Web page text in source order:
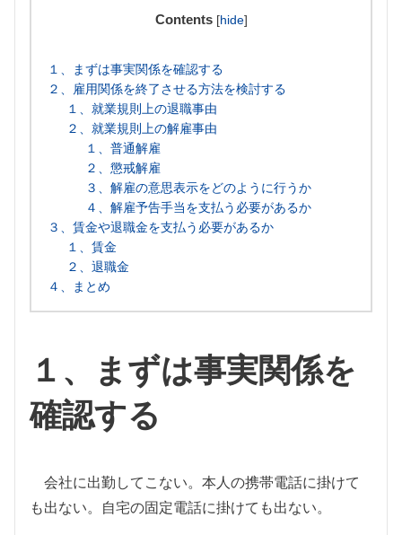
Contents [hide]
１、まずは事実関係を確認する
２、雇用関係を終了させる方法を検討する
１、就業規則上の退職事由
２、就業規則上の解雇事由
１、普通解雇
２、懲戒解雇
３、解雇の意思表示をどのように行うか
４、解雇予告手当を支払う必要があるか
３、賃金や退職金を支払う必要があるか
１、賃金
２、退職金
４、まとめ
１、まずは事実関係を
確認する
会社に出勤してこない。本人の携帯電話に掛けて
も出ない。自宅の固定電話に掛けても出ない。